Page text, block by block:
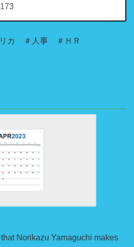
カ ＃人事 ＃ＨＲ
Norikazu Yamaguchi makes